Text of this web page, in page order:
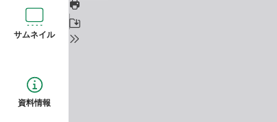
サムネイル
資料情報